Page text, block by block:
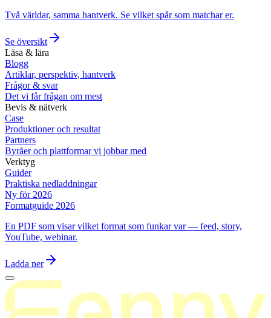
Två världar, samma hantverk. Se vilket spår som matchar er.
Se översikt
Läsa & lära
Blogg
Artiklar, perspektiv, hantverk
Frågor & svar
Det vi får frågan om mest
Bevis & nätverk
Case
Produktioner och resultat
Partners
Byråer och plattformar vi jobbar med
Verktyg
Guider
Praktiska nedladdningar
Ny för 2026
Formatguide 2026
En PDF som visar vilket format som funkar var — feed, story,
YouTube, webinar.
Ladda ner